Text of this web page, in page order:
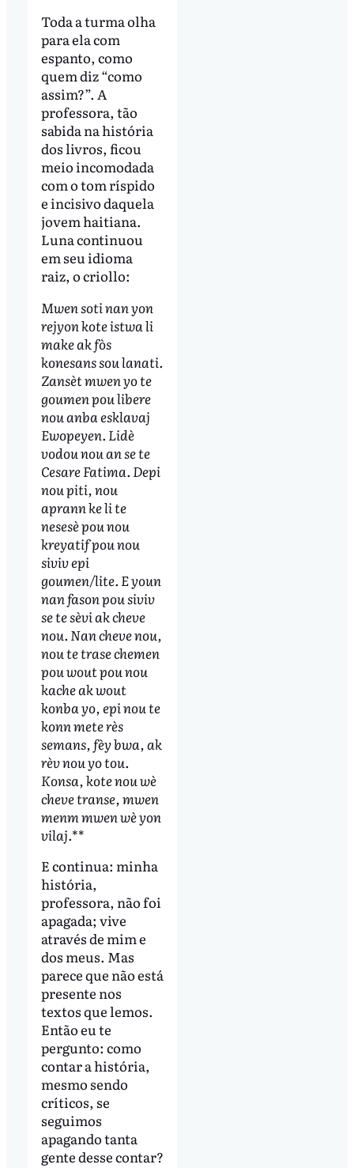
Toda a turma olha
para ela com
espanto, como
quem diz “como
assim?”. A
professora, tão
sabida na história
dos livros, ficou
meio incomodada
com o tom ríspido
e incisivo daquela
jovem haitiana.
Luna continuou
em seu idioma
raiz, o criollo:
Mwen soti nan yon
rejyon kote istwa li
make ak fòs
konesans sou lanati.
Zansèt mwen yo te
goumen pou libere
nou anba esklavaj
Ewopeyen. Lidè
vodou nou an se te
Cesare Fatima. Depi
nou piti, nou
aprann ke li te
nesesè pou nou
kreyatif pou nou
siviv epi
goumen/lite. E youn
nan fason pou siviv
se te sèvi ak cheve
nou. Nan cheve nou,
nou te trase chemen
pou wout pou nou
kache ak wout
konba yo, epi nou te
konn mete rès
semans, fèy bwa, ak
rèv nou yo tou.
Konsa, kote nou wè
cheve transe, mwen
menm mwen wè yon
vilaj.**
E continua: minha
história,
professora, não foi
apagada; vive
através de mim e
dos meus. Mas
parece que não está
presente nos
textos que lemos.
Então eu te
pergunto: como
contar a história,
mesmo sendo
críticos, se
seguimos
apagando tanta
gente desse contar?